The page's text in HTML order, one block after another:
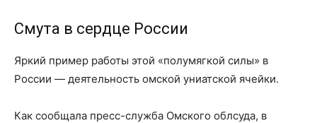
Смута в сердце России
Яркий пример работы этой «полумягкой силы» в
России — деятельность омской униатской ячейки.
Как сообщала пресс-служба Омского облсуда, в